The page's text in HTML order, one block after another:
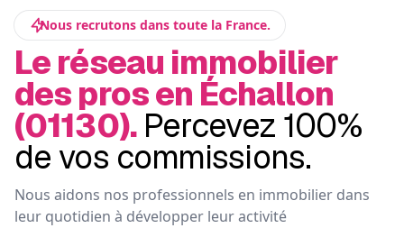
Nous recrutons dans toute la France.
Le réseau immobilier
des pros en Échallon
(01130). Percevez 100%
de vos commissions.
Nous aidons nos professionnels en immobilier dans
leur quotidien à développer leur activité